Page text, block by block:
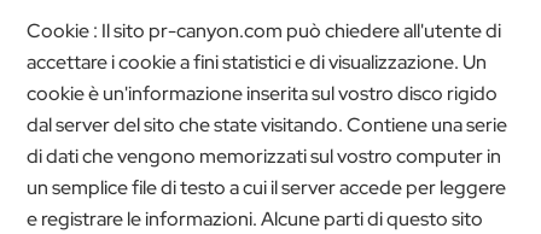
Cookie : Il sito pr-canyon.com può chiedere all'utente di
accettare i cookie a fini statistici e di visualizzazione. Un
cookie è un'informazione inserita sul vostro disco rigido
dal server del sito che state visitando. Contiene una serie
di dati che vengono memorizzati sul vostro computer in
un semplice file di testo a cui il server accede per leggere
e registrare le informazioni. Alcune parti di questo sito